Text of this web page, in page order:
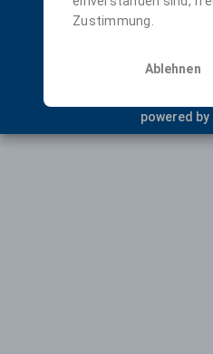
Passwort
Datenschutz
powered
Zustimmung.
Ablehnen